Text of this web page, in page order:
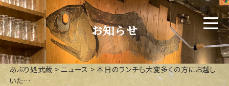
お知らせ
あぶり処武蔵> ニュース >本日のランチも大変多くの方にお越し
いた…